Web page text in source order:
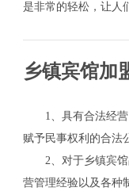
是非常的轻松，让人
乡镇宾馆加
1、具有合法经营
赋予民事权利的合法
2、对于乡镇宾馆
营管理经验以及各种